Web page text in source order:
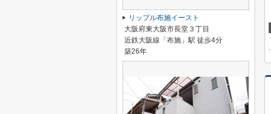
リップル布施イースト
大阪府東大阪市長堂３丁目
近鉄大阪線「布施」駅 徒歩4分
築26年